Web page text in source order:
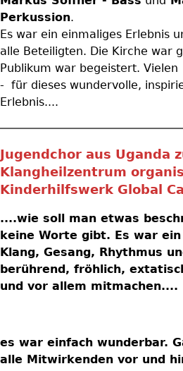
Perkussion.
Es war ein einmaliges Erlebnis
alle Beteiligten. Die Kirche war
Publikum war begeistert.
- für dieses wundervolle,
Erlebnis....
Jugendchor aus Uganda
Klangheilzentrum
Kinderhilfswerk Global
....wie soll man etwas
keine Worte gibt. Es war
Klang, Gesang, Rhythmus
berührend, fröhlich,
und vor allem mitmachen....
es war einfach wunderbar.
alle Mitwirkenden vor und